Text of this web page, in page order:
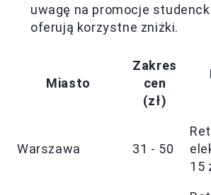
uwagę na promocje
oferują korzystne zniżki.
Miasto
Zakres
cen
(zł)
Warszawa 31 - 50
15